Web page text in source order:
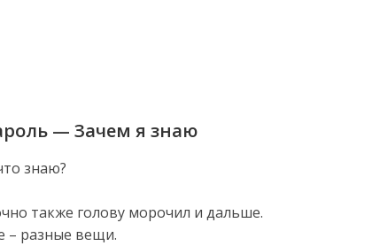
— Зачем я знаю
знаю?
также голову морочил и дальше.
– разные вещи.